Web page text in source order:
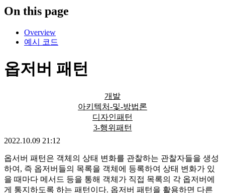
On this page
Overview
예시 코드
옵저버 패턴
개발
아키텍처-및-방법론
디자인패턴
3-행위패턴
2022.10.09 21:12
옵서버 패턴은 객체의 상태 변화를 관찰하는 관찰자들을 생성
하여, 즉 옵저버들의 목록을 객체에 등록하여 상태 변화가 있
을 때마다 메서드 등을 통해 객체가 직접 목록의 각 옵저버에
게 통지하도록 하는 패턴이다. 옵저버 패턴을 활용하면 다른